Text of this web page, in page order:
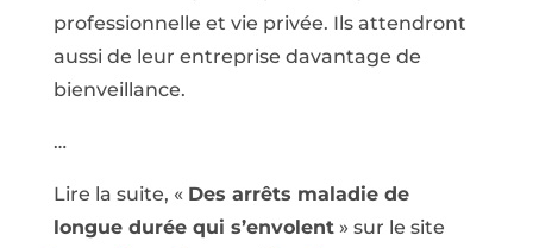
professionnelle et vie privée. Ils attendront
aussi de leur entreprise davantage de
bienveillance.
…
Lire la suite, « Des arrêts maladie de
longue durée qui s’envolent» sur le site